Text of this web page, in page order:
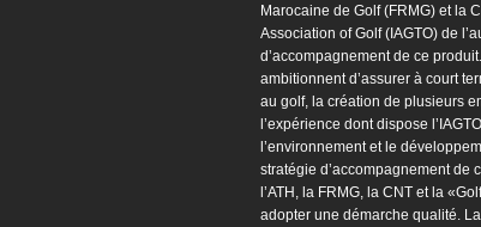
Marocaine de Golf (FRMG) et la
Association of Golf (IAGTO) de
d’accompagnement de ce
ambitionnent d’assurer à court
au golf, la création de plusieurs
l’expérience dont dispose
l’environnement et le
stratégie d’accompagnement de
l’ATH, la FRMG, la CNT et la
adopter une démarche qualité.